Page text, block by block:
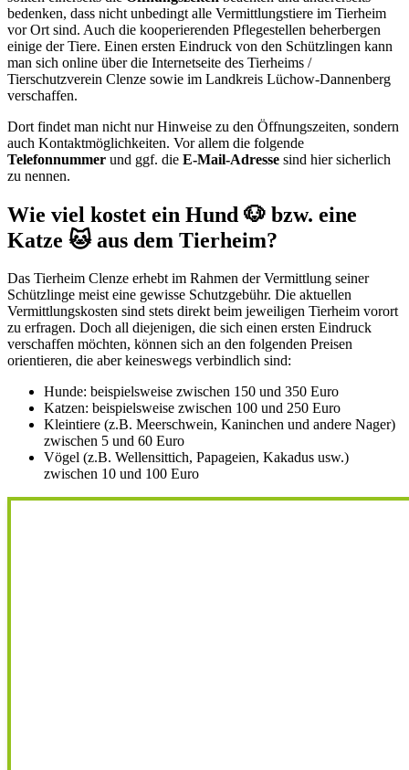
bedenken, dass nicht unbedingt alle Vermittlungstiere im Tierheim
vor Ort sind. Auch die kooperierenden Pflegestellen beherbergen
einige der Tiere. Einen ersten Eindruck von den Schützlingen kann
man sich online über die Internetseite des Tierheims /
Tierschutzverein Clenze sowie im Landkreis Lüchow-Dannenberg
verschaffen.
Dort findet man nicht nur Hinweise zu den Öffnungszeiten, sondern
auch Kontaktmöglichkeiten. Vor allem die folgende
Telefonnummer und ggf. die E-Mail-Adresse sind hier sicherlich
zu nennen.
Wie viel kostet ein Hund 🐶 bzw. eine
Katze 🐱 aus dem Tierheim?
Das Tierheim Clenze erhebt im Rahmen der Vermittlung seiner
Schützlinge meist eine gewisse Schutzgebühr. Die aktuellen
Vermittlungskosten sind stets direkt beim jeweiligen Tierheim vorort
zu erfragen. Doch all diejenigen, die sich einen ersten Eindruck
verschaffen möchten, können sich an den folgenden Preisen
orientieren, die aber keineswegs verbindlich sind:
Hunde: beispielsweise zwischen 150 und 350 Euro
Katzen: beispielsweise zwischen 100 und 250 Euro
Kleintiere (z.B. Meerschwein, Kaninchen und andere Nager)
zwischen 5 und 60 Euro
Vögel (z.B. Wellensittich, Papageien, Kakadus usw.)
zwischen 10 und 100 Euro